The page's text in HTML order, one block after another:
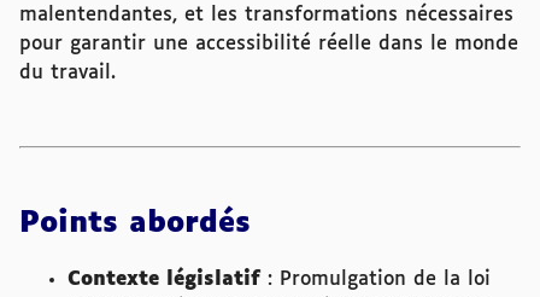
malentendantes, et les transformations nécessaires
pour garantir une accessibilité réelle dans le monde
du travail.
Points abordés
Contexte législatif: Promulgation de la loi